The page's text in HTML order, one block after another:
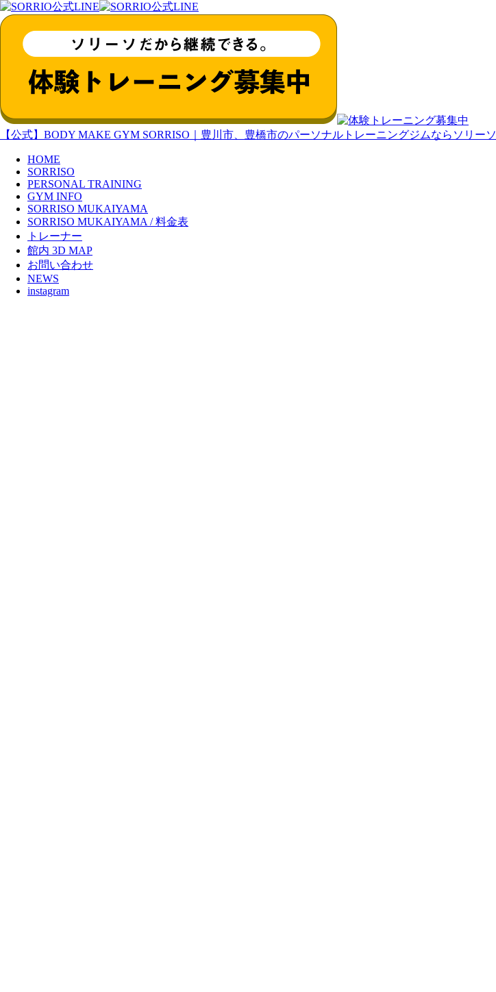
【公式】BODY MAKE GYM SORRISO｜豊川市、豊橋市のパーソナルトレーニングジムならソリーソ
HOME
SORRISO
PERSONAL TRAINING
GYM INFO
SORRISO MUKAIYAMA
SORRISO MUKAIYAMA / 料金表
トレーナー
館内 3D MAP
お問い合わせ
NEWS
instagram